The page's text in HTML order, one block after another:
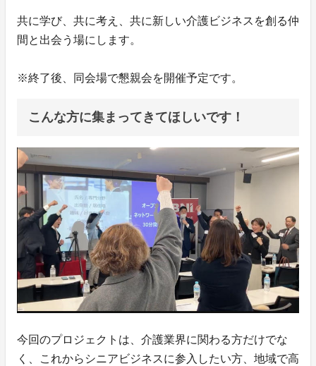
共に学び、共に考え、共に新しい介護ビジネスを創る仲
間と出会う場にします。
※終了後、同会場で懇親会を開催予定です。
こんな方に集まってきてほしいです！
今回のプロジェクトは、介護業界に関わる方だけでな
く、これからシニアビジネスに参入したい方、地域で高